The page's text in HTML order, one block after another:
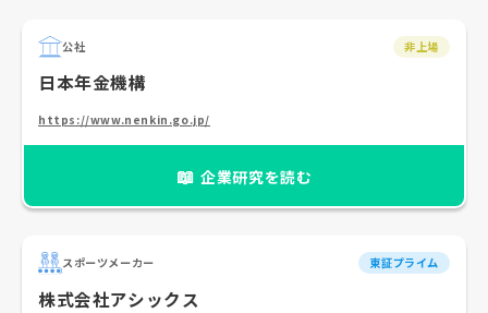
公社 非上場
日本年金機構
https://www.nenkin.go.jp/
📖 企業研究を読む
スポーツメーカー 東証プライム
株式会社アシックス